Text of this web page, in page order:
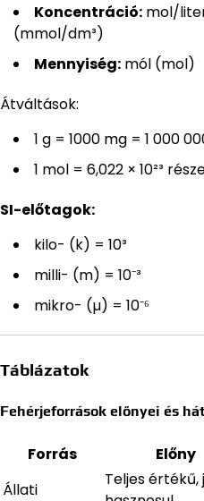
Koncentráció: mol/
(mmol/dm³)
Mennyiség: mól (mol)
Átváltások:
1 g = 1000 mg = 1 000
1 mol = 6,022 × 10²³
SI-előtagok:
kilo- (k) = 10³
milli- (m) = 10⁻³
mikro- (µ) = 10⁻⁶
Táblázatok
Fehérjeforrások előnyei és
Forrás Előny
Állati
Teljes értékű,